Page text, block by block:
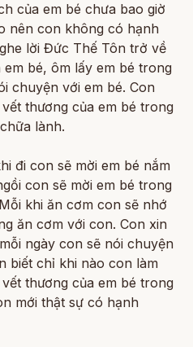
của em bé chưa bao giờ
nên con không có hạnh
lời Đức Thế Tôn trở về
bé, ôm lấy em bé trong
chuyện với em bé. Con
thương của em bé trong
lành.
đi con sẽ mời em bé nắm
con sẽ mời em bé trong
khi ăn cơm con sẽ nhớ
ăn cơm với con. Con xin
ngày con sẽ nói chuyện
biết chỉ khi nào con làm
thương của em bé trong
mới thật sự có hạnh